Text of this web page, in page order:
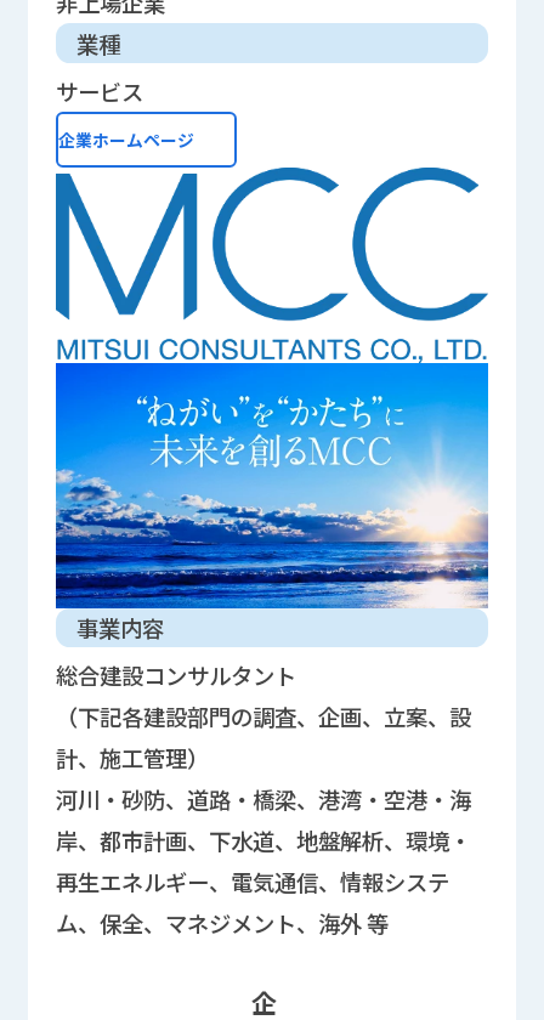
業種
サービス
企業ホームページ
事業内容
総合建設コンサルタント
（下記各建設部門の調査、企画、立案、設
計、施工管理）
河川・砂防、道路・橋梁、港湾・空港・海
岸、都市計画、下水道、地盤解析、環境・
再生エネルギー、電気通信、情報システ
ム、保全、マネジメント、海外 等
企